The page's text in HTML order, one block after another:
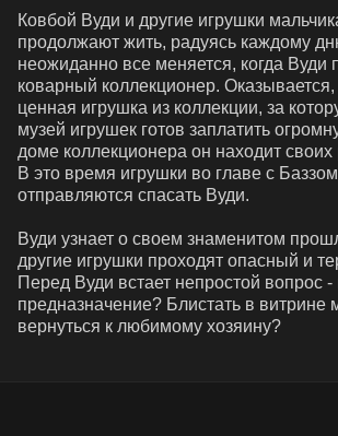
Ковбой Вуди и другие игрушки
продолжают жить, радуясь каждому
неожиданно все меняется, когда Вуди
коварный коллекционер. Оказывается,
ценная игрушка из коллекции, за
музей игрушек готов заплатить
доме коллекционера он находит своих
В это время игрушки во главе с
отправляются спасать Вуди.
Вуди узнает о своем знаменитом
другие игрушки проходят опасный и
Перед Вуди встает непростой вопрос -
предназначение? Блистать в витрине
вернуться к любимому хозяину?